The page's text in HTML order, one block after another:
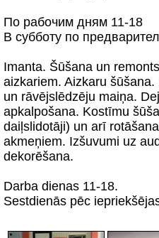
По рабочим дням 11-18
В субботу по
Imanta. Šūšana un
aizkariem. Aizkaru
un rāvējslēdzēju maiņa.
apkalpošana. Kostīmu
daiļslidotāji) un arī
akmeņiem. Izšuvumi uz
dekorēšana.
Darba dienas 11-18.
Sestdienās pēc